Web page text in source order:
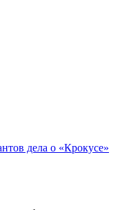
дела о «Крокусе»